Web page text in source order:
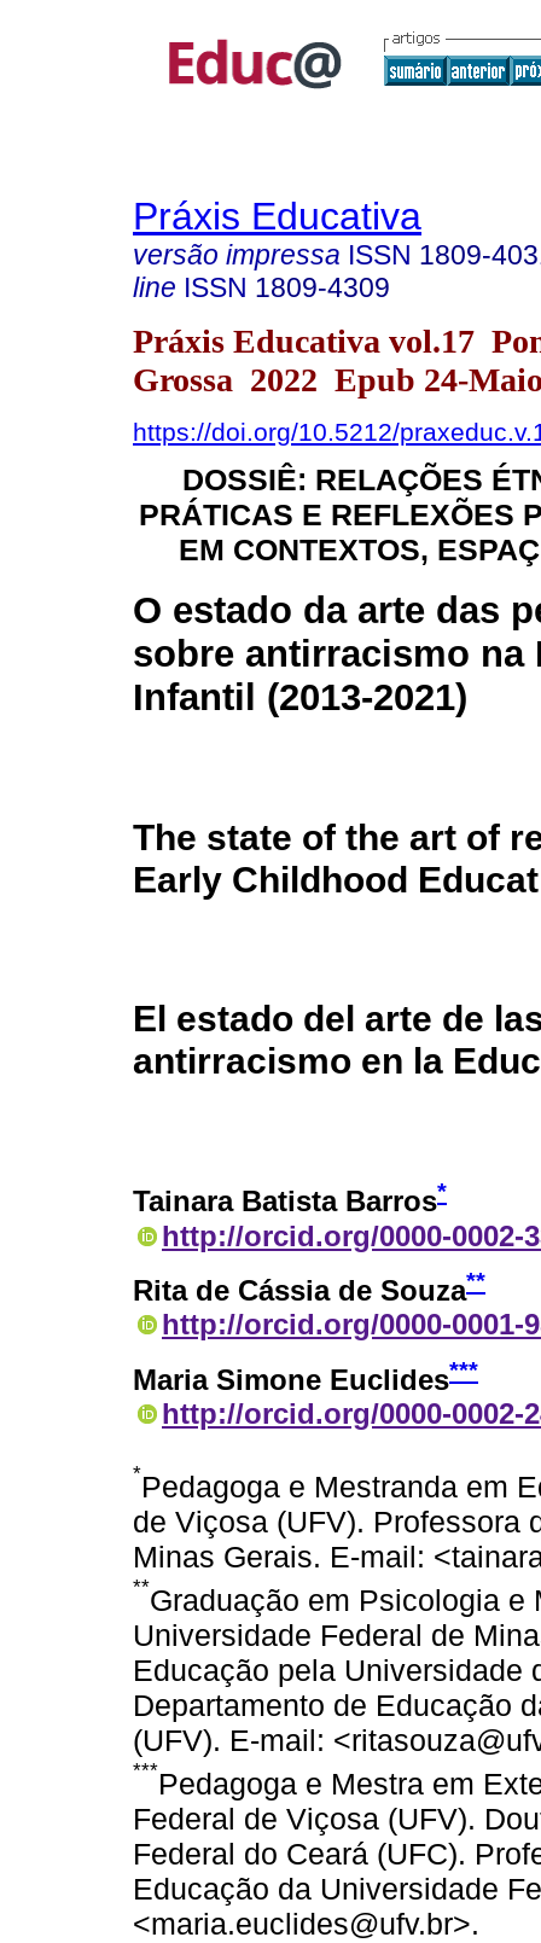
Práxis Educativa
versão impressa ISSN 1809-
line ISSN 1809-4309
Práxis Educativa vol.17
Grossa 2022 Epub 24-
https://doi.org/10.5212/
DOSSIÊ: RELAÇÕES
PRÁTICAS E REFLEXÕES
EM CONTEXTOS,
O estado da arte das
sobre antirracismo na
Infantil (2013-2021)
The state of the art of
Early Childhood
El estado del arte de
antirracismo en la
Tainara Batista Barros*
http://orcid.org/0000-0002-
Rita de Cássia de Souza**
http://orcid.org/0000-0001-
Maria Simone Euclides***
http://orcid.org/0000-0002-
*Pedagoga e Mestranda em
de Viçosa (UFV). Professora
Minas Gerais. E-mail:
**Graduação em Psicologia e
Universidade Federal de
Educação pela Universidade
Departamento de Educação
(UFV). E-mail:
***Pedagoga e Mestra em
Federal de Viçosa (UFV).
Federal do Ceará (UFC).
Educação da Universidade
<maria.euclides@ufv.br>.